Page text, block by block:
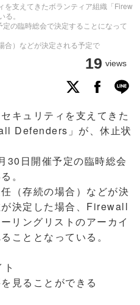
支えてきたボランティア組織「Firew
。
の臨時総会で決定することになって
合）などが決定される予定で
19 views
キュリティを支えてきた
Defenders」が、休止状
30日開催予定の臨時総会
。
（存続の場合）などが決
決定した場合、Firewall
リングリストのアーカイ
こととなっている。
見ることができる